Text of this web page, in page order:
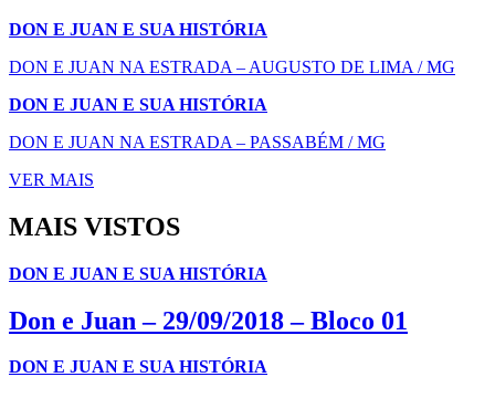
DON E JUAN E SUA HISTÓRIA
DON E JUAN NA ESTRADA – AUGUSTO DE LIMA / MG
DON E JUAN E SUA HISTÓRIA
DON E JUAN NA ESTRADA – PASSABÉM / MG
VER MAIS
MAIS VISTOS
DON E JUAN E SUA HISTÓRIA
Don e Juan – 29/09/2018 – Bloco 01
DON E JUAN E SUA HISTÓRIA